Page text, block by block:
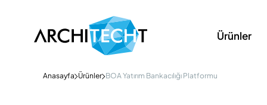
Ürünler
Anasayfa Ürünler BOA Yatırım Bankacılığı Platformu